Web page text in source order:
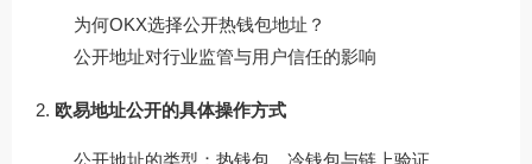
为何OKX选择公开热钱包地址？
公开地址对行业监管与用户信任的影响
欧易地址公开的具体操作方式
公开地址的类型：热钱包、冷钱包与链上验证